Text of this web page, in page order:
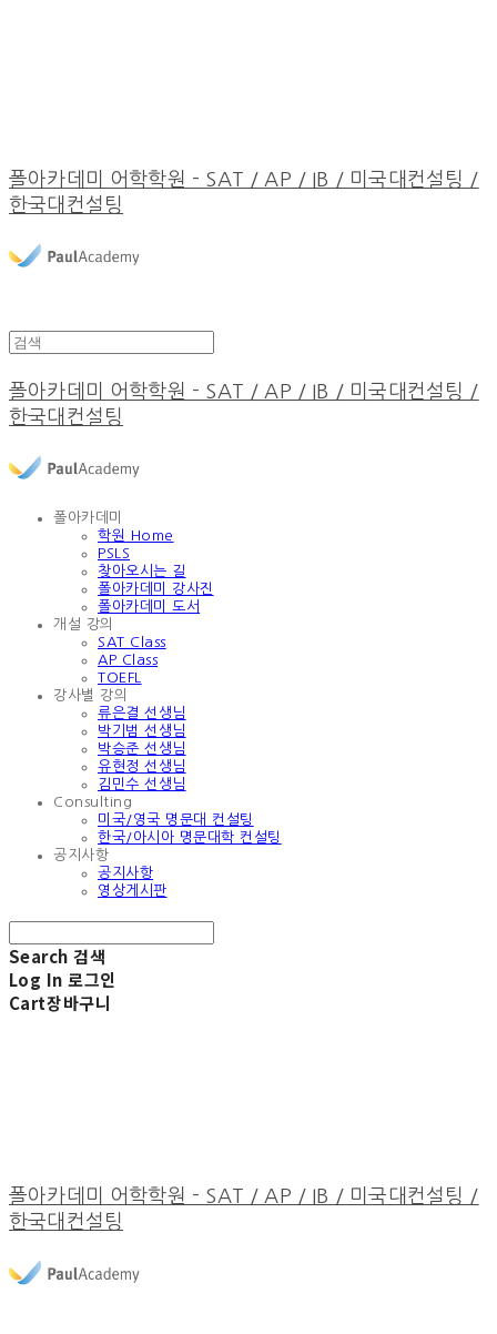
폴아카데미 어학학원 - SAT / AP / IB / 미국대컨설팅 /
한국대컨설팅
폴아카데미 어학학원 - SAT / AP / IB / 미국대컨설팅 /
한국대컨설팅
폴아카데미
학원 Home
PSLS
찾아오시는 길
폴아카데미 강사진
폴아카데미 도서
개설 강의
SAT Class
AP Class
TOEFL
강사별 강의
류은결 선생님
박기범 선생님
박승준 선생님
유현정 선생님
김민수 선생님
Consulting
미국/영국 명문대 컨설팅
한국/아시아 명문대학 컨설팅
공지사항
공지사항
영상게시판
Search 검색
Log In 로그인
Cart장바구니
폴아카데미 어학학원 - SAT / AP / IB / 미국대컨설팅 /
한국대컨설팅